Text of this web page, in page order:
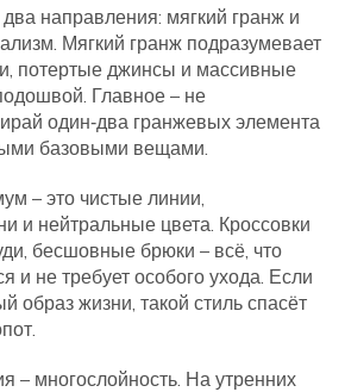
направления: мягкий гранж и
Мягкий гранж подразумевает
потертые джинсы и массивные
Главное – не
один‑два гранжевых элемента
базовыми вещами.
– это чистые линии,
и нейтральные цвета. Кроссовки
бесшовные брюки – всё, что
и не требует особого ухода. Если
образ жизни, такой стиль спасёт
– многослойность. На утренних